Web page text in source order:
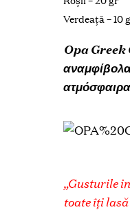
Verdeaţă – 10
Opa Greek
„Gusturile
toate îţi